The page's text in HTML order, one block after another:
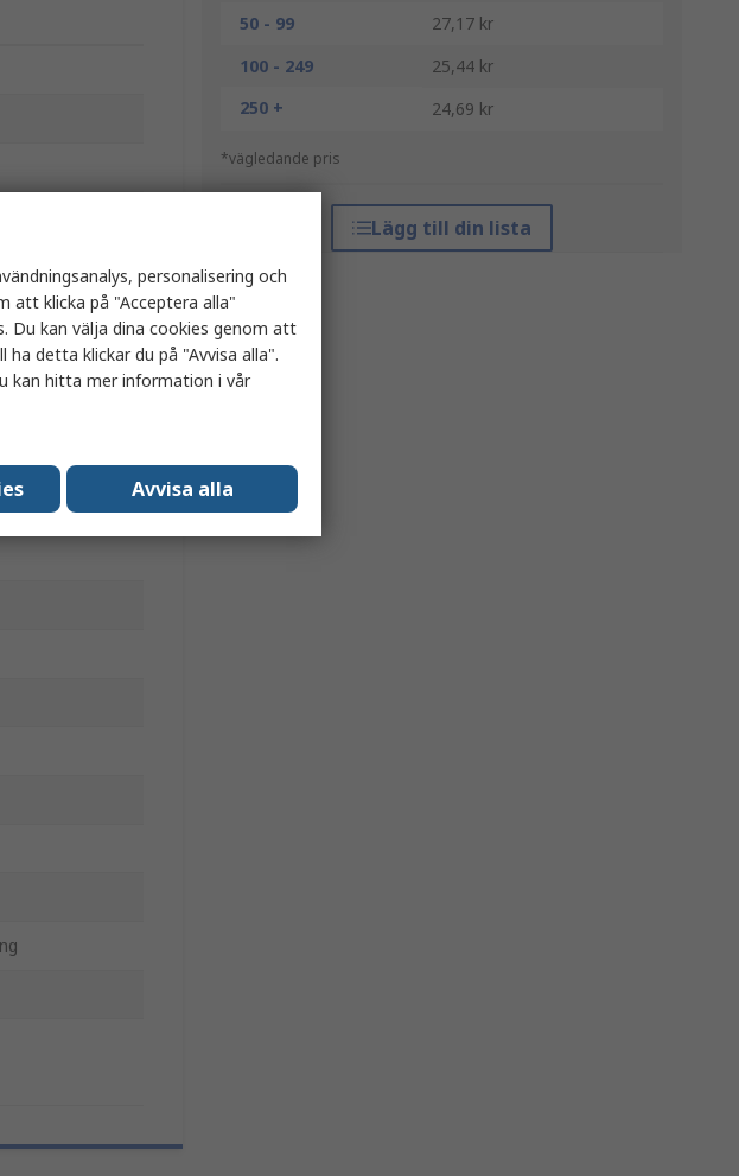
50 - 99
27,17 kr
100 - 249
25,44 kr
250 +
24,69 kr
*vägledande pris
Lägg till din lista
personalisering och
att klicka på "Acceptera alla"
Du kan välja dina cookies genom att
detta klickar du på "Avvisa alla".
kan hitta mer information i vår
Avvisa alla